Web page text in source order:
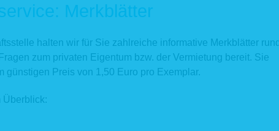
Merkblätter
halten wir für Sie zahlreiche informative Merkblätter rund
zum privaten Eigentum bzw. der Vermietung bereit. Sie
günstigen Preis von 1,50 Euro pro Exemplar.
Überblick: